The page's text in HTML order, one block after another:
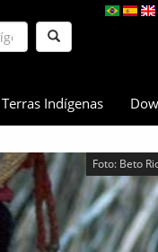
Terras Indígenas
Foto: Beto